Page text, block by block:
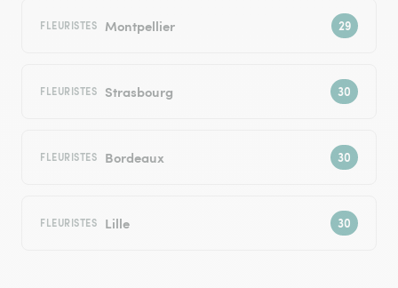
FLEURISTES Montpellier
FLEURISTES Strasbourg
FLEURISTES Bordeaux
FLEURISTES Lille